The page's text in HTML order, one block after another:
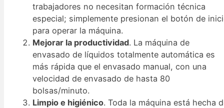
trabajadores no necesitan formación técnica
especial; simplemente presionan el botón de
para operar la máquina.
Mejorar la productividad. La máquina de
envasado de líquidos totalmente automática es
más rápida que el envasado manual, con una
velocidad de envasado de hasta 80
bolsas/minuto.
Limpio e higiénico. Toda la máquina está hecha